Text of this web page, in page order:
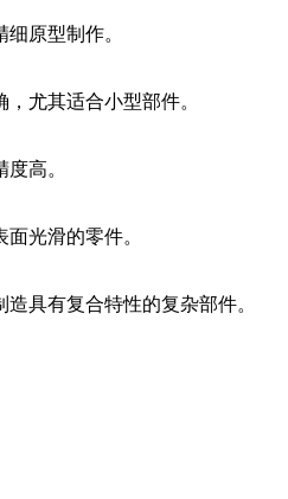
原型制作。
尤其适合小型部件。
高。
光滑的零件。
具有复合特性的复杂部件。